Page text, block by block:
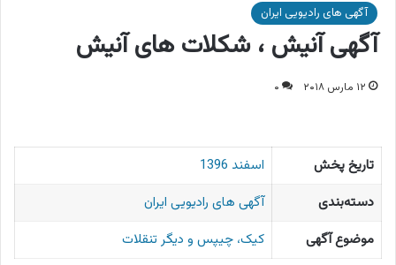
آگهی های رادیویی ایران
آگهی آنیش ، شکلات های آنیش
۱۲ مارس ۲۰۱۸ ۰
تاریخ پخش
اسفند 1396
دسته‌بندی
آگهی های رادیویی ایران
موضوع آگهی
کیک، چیپس و دیگر تنقلات